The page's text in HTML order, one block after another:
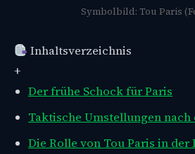
Symbolbild: Tou Paris
Inhaltsverzeichnis
+
Der frühe Schock für Paris
Taktische Umstellungen nach
Die Rolle von Tou Paris in der